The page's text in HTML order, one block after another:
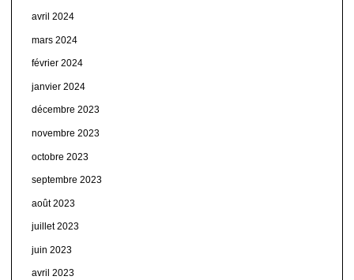
avril 2024
mars 2024
février 2024
janvier 2024
décembre 2023
novembre 2023
octobre 2023
septembre 2023
août 2023
juillet 2023
juin 2023
avril 2023